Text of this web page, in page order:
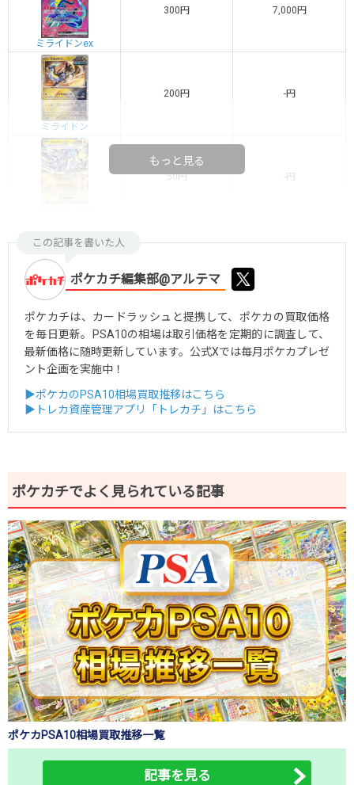
ミライドンex
300円 7,000円
ミライドン
200円 -円
50円 -円
もっと見る
この記事を書いた人
ポケカチ編集部@アルテマ
ポケカチは、カードラッシュと提携して、ポケカの買取価格
を毎日更新。PSA10の相場は取引価格を定期的に調査して、
最新価格に随時更新しています。公式Xでは毎月ポケカプレゼ
ント企画を実施中！
▶ポケカのPSA10相場買取推移はこちら
▶トレカ資産管理アプリ「トレカチ」はこちら
ポケカチでよく見られている記事
ポケカPSA10相場買取推移一覧
記事を見る